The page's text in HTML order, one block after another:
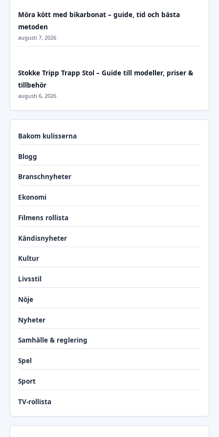
Möra kött med bikarbonat – guide, tid och bästa
metoden
augusti 7, 2026
Stokke Tripp Trapp Stol – Guide till modeller, priser &
tillbehör
augusti 6, 2026
Bakom kulisserna
Blogg
Branschnyheter
Ekonomi
Filmens rollista
Kändisnyheter
Kultur
Livsstil
Nöje
Nyheter
Samhälle & reglering
Spel
Sport
TV-rollista